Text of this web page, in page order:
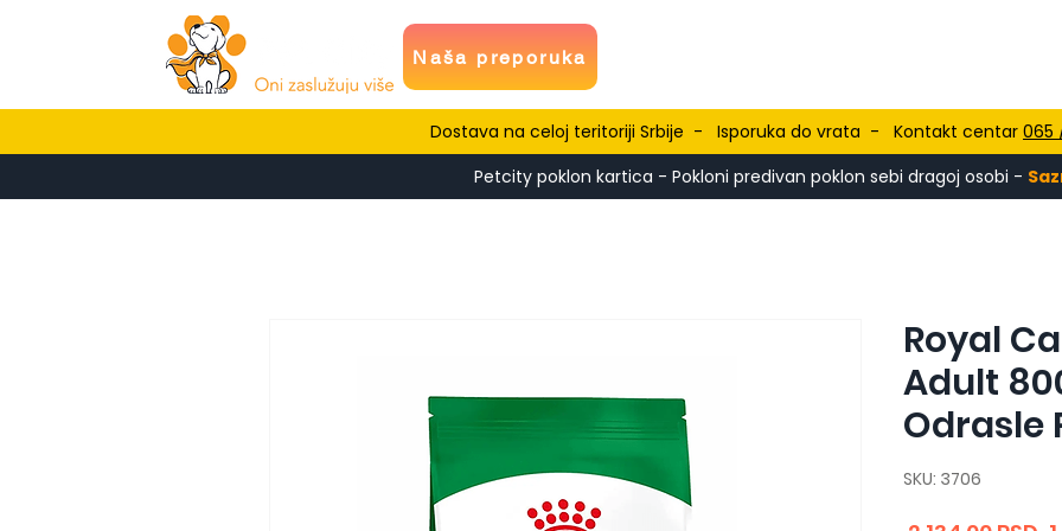
Naša preporuka
Dostava na celoj teritoriji Srbije - Isporuka do vrata - Kontakt centar 065
Petcity poklon kartica - Pokloni predivan poklon sebi dragoj osobi -
Royal
Adult
Odrasle
SKU: 3706